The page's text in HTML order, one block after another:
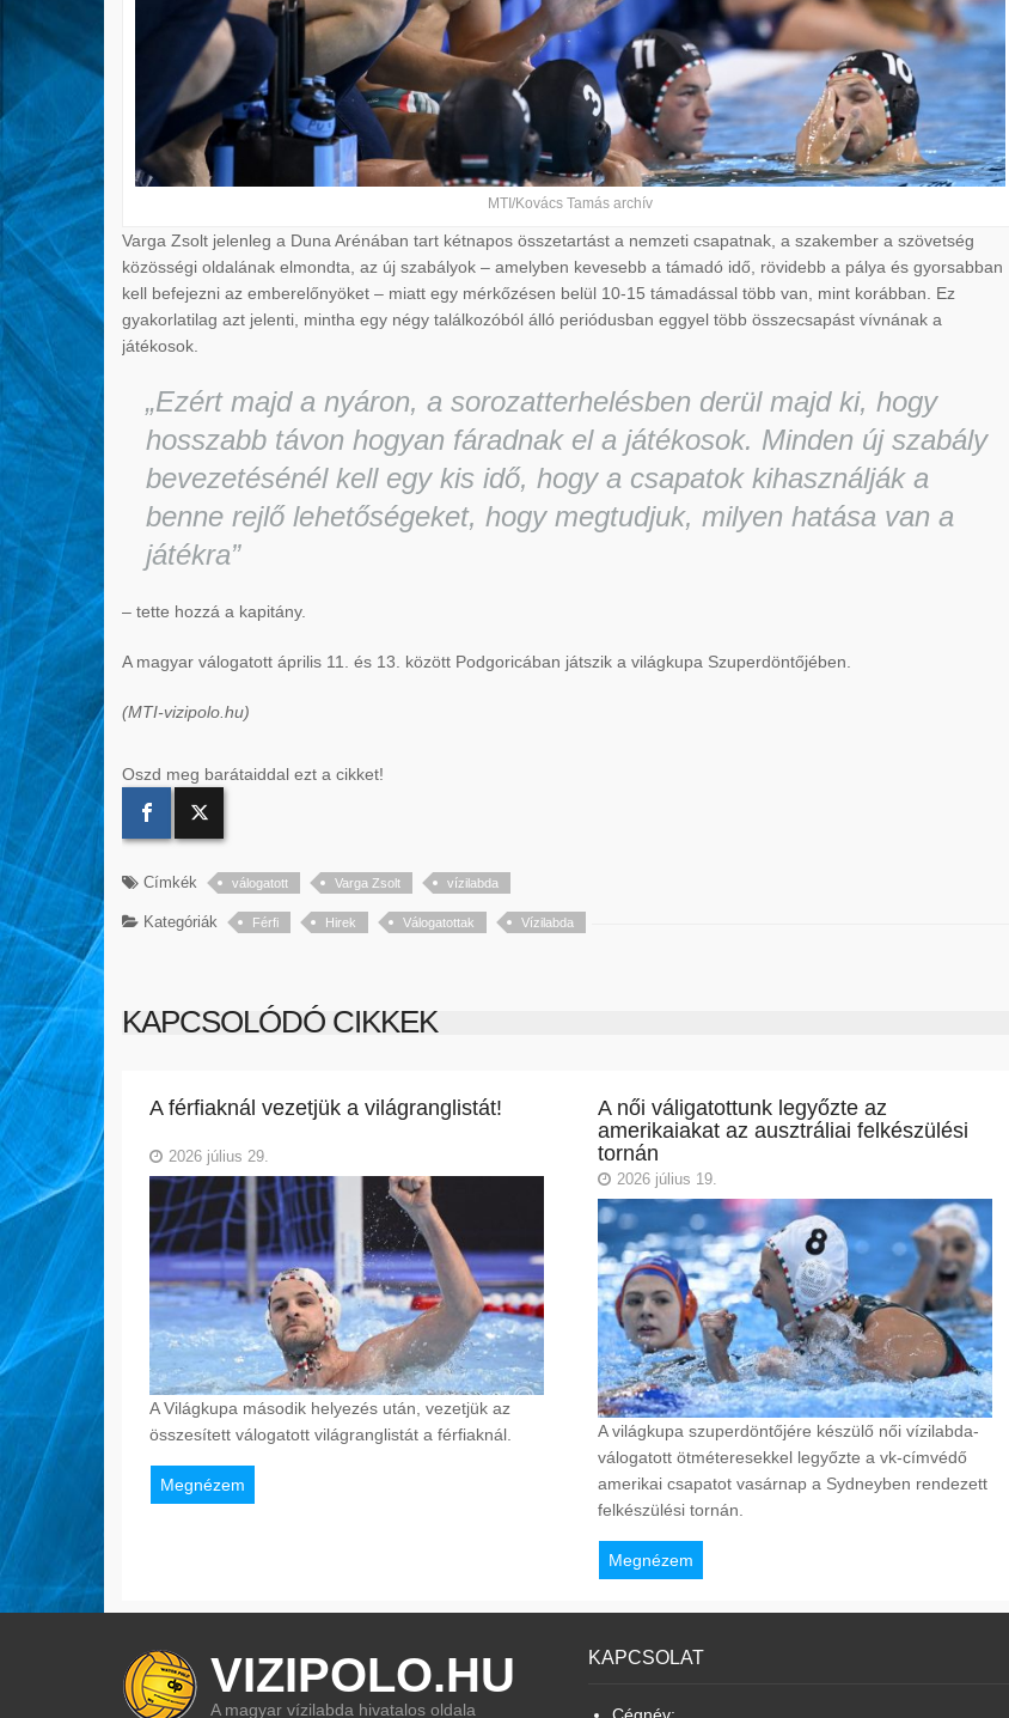
MTI/Kovács Tamás archív
Varga Zsolt jelenleg a Duna Arénában tart kétnapos összetartást a nemzeti csapatnak, a szakember a szövetség
közösségi oldalának elmondta, az új szabályok – amelyben kevesebb a támadó idő, rövidebb a pálya és gyorsabban
kell befejezni az emberelőnyöket – miatt egy mérkőzésen belül 10-15 támadással több van, mint korábban. Ez
gyakorlatilag azt jelenti, mintha egy négy találkozóból álló periódusban eggyel több összecsapást vívnának a
játékosok.
„Ezért majd a nyáron, a sorozatterhelésben derül majd ki, hogy
hosszabb távon hogyan fáradnak el a játékosok. Minden új szabály
bevezetésénél kell egy kis idő, hogy a csapatok kihasználják a
benne rejlő lehetőségeket, hogy megtudjuk, milyen hatása van a
játékra”
– tette hozzá a kapitány.
A magyar válogatott április 11. és 13. között Podgoricában játszik a világkupa Szuperdöntőjében.
(MTI-vizipolo.hu)
Oszd meg barátaiddal ezt a cikket!
Címkék válogatott Varga Zsolt vízilabda
Kategóriák Férfi Hirek Válogatottak Vízilabda
KAPCSOLÓDÓ CIKKEK
A férfiaknál vezetjük a világranglistát!
2026 július 29.
A Világkupa második helyezés után, vezetjük az
összesített válogatott világranglistát a férfiaknál.
Megnézem
A női váligatottunk legyőzte az
amerikaiakat az ausztráliai felkészülési
tornán
2026 július 19.
A világkupa szuperdöntőjére készülő női vízilabda-
válogatott ötméteresekkel legyőzte a vk-címvédő
amerikai csapatot vasárnap a Sydneyben rendezett
felkészülési tornán.
Megnézem
VIZIPOLO.HU
A magyar vízilabda hivatalos oldala
KAPCSOLAT